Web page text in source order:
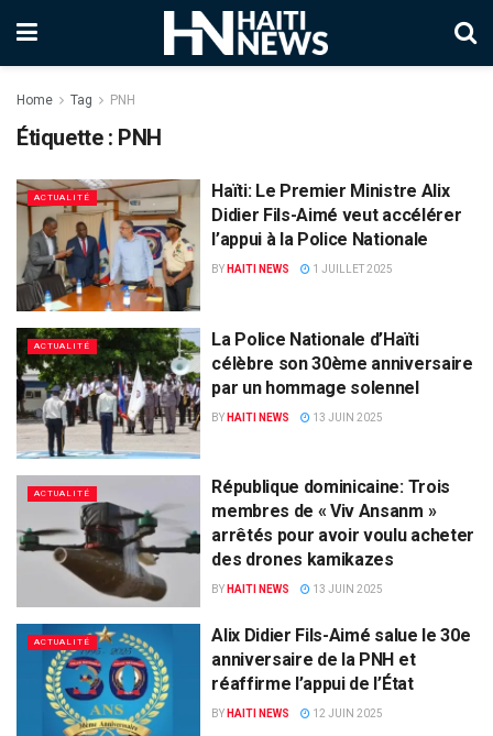
Home Tag PNH
Étiquette : PNH
ACTUALITÉ
Haïti: Le Premier Ministre Alix
Didier Fils-Aimé veut accélérer
l’appui à la Police Nationale
BY HAITI NEWS 1 JUILLET 2025
ACTUALITÉ
La Police Nationale d’Haïti
célèbre son 30ème anniversaire
par un hommage solennel
BY HAITI NEWS 13 JUIN 2025
ACTUALITÉ
République dominicaine: Trois
membres de « Viv Ansanm »
arrêtés pour avoir voulu acheter
des drones kamikazes
BY HAITI NEWS 13 JUIN 2025
ACTUALITÉ
Alix Didier Fils-Aimé salue le 30e
anniversaire de la PNH et
réaffirme l’appui de l’État
BY HAITI NEWS 12 JUIN 2025